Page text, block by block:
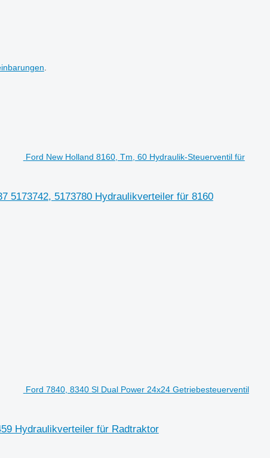
Ford New Holland 8160, Tm, 60 Hydraulik-Steuerventil für
5173742, 5173780 Hydraulikverteiler für 8160
Ford 7840, 8340 Sl Dual Power 24x24 Getriebesteuerventil
Hydraulikverteiler für Radtraktor